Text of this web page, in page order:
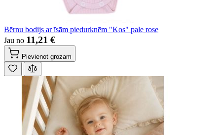
Bērnu bodijs ar īsām piedurknēm "Kos" pale rose
Jau no 11,21 €
Pievienot grozam